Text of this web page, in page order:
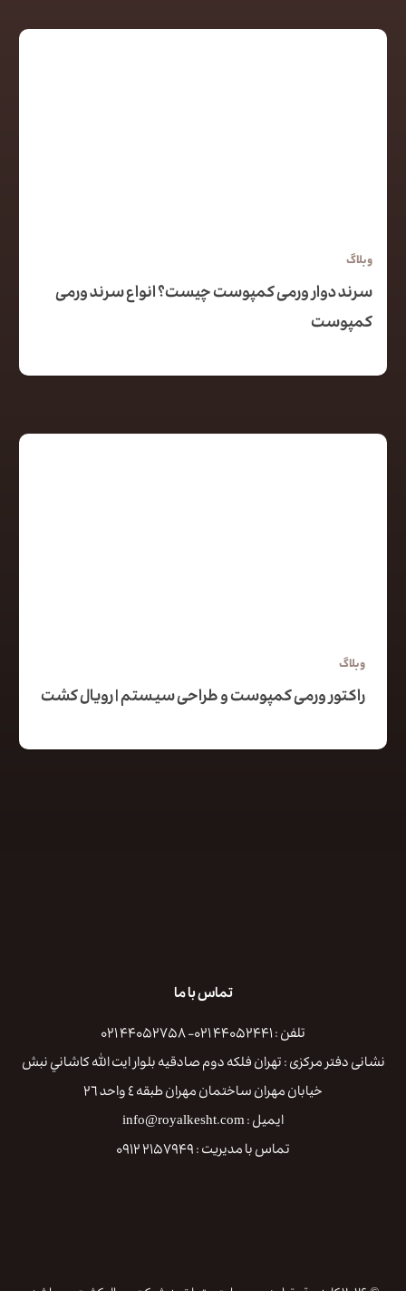
وبلاگ
سرند دوار ورمی کمپوست چیست؟ انواع سرند ورمی
کمپوست
وبلاگ
راکتور ورمی کمپوست و طراحی سیستم | رویال کشت
تماس با ما
تلفن : ۴۴۰۵۲۴۴۱ ۰۲۱- ۴۴۰۵۲۷۵۸ ۰۲۱
نشانی دفتر مرکزی : تهران فلكه دوم صادقيه بلوار ايت الله كاشاني نبش
خيابان مهران ساختمان مهران طبقه ٤ واحد ٢٦
ایمیل : info@royalkesht.com
تماس با مدیریت : ۲۱۵۷۹۴۹ ۰۹۱۲